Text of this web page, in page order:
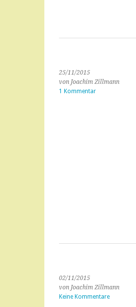
25/11/2015
von Joachim Zillmann
1 Kommentar
02/11/2015
von Joachim Zillmann
Keine Kommentare